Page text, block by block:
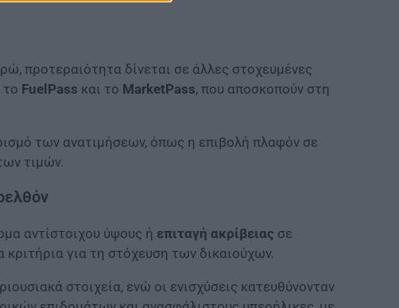
προτεραιότητα δίνεται σε άλλες στοχευμένες
το FuelPass και το MarketPass, που αποσκοπούν στη
των ανατιμήσεων, όπως η επιβολή πλαφόν σε
τιμών.
αντίστοιχου ύψους ή επιταγή ακρίβειας σε
για τη στόχευση των δικαιούχων.
στοιχεία, ενώ οι ενισχύσεις κατευθύνονταν